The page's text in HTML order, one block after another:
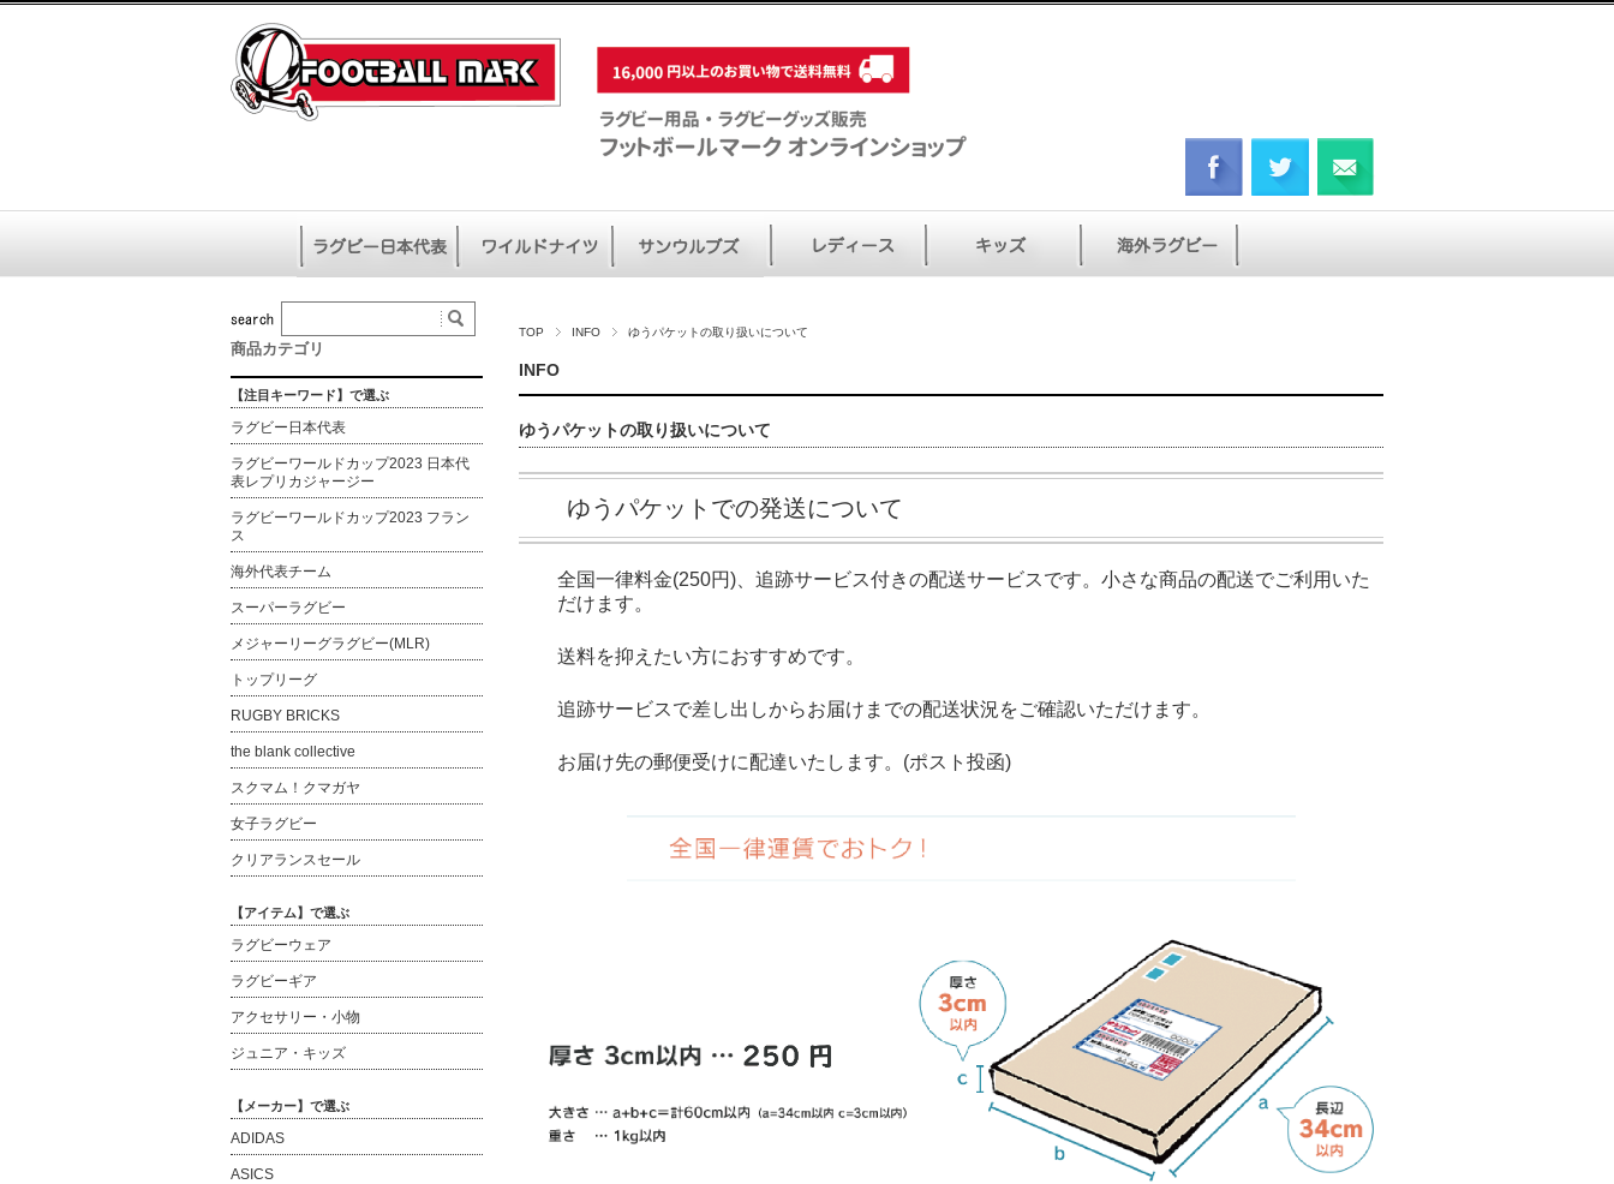
TOP INFO ゆうパケットの取り扱いについて
INFO
ゆうパケットの取り扱いについて
ゆうパケットでの発送について
全国一律料金(250円)、追跡サービス付きの配送サービスです。小さな商品の配送でご利用いた
だけます。
送料を抑えたい方におすすめです。
追跡サービスで差し出しからお届けまでの配送状況をご確認いただけます。
お届け先の郵便受けに配達いたします。(ポスト投函)
商品カテゴリ
【注目キーワード】で選ぶ
ラグビー日本代表
ラグビーワールドカップ2023 日本代
表レプリカジャージー
ラグビーワールドカップ2023 フラン
ス
海外代表チーム
スーパーラグビー
メジャーリーグラグビー(MLR)
トップリーグ
RUGBY BRICKS
the blank collective
スクマム！クマガヤ
女子ラグビー
クリアランスセール
【アイテム】で選ぶ
ラグビーウェア
ラグビーギア
アクセサリー・小物
ジュニア・キッズ
【メーカー】で選ぶ
ADIDAS
ASICS